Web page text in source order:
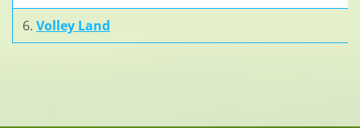
6. Volley Land